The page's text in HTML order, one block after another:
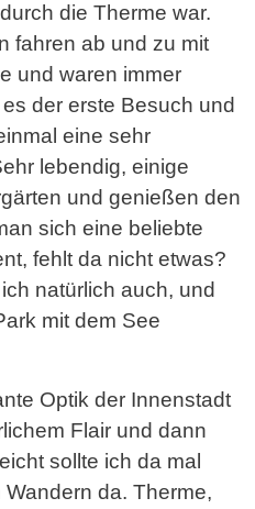
die Therme war.
fahren ab und zu mit
und waren immer
der erste Besuch und
eine sehr
lebendig, einige
und genießen den
sich eine beliebte
fehlt da nicht etwas?
natürlich auch, und
mit dem See
Optik der Innenstadt
Flair und dann
sollte ich da mal
da. Therme,